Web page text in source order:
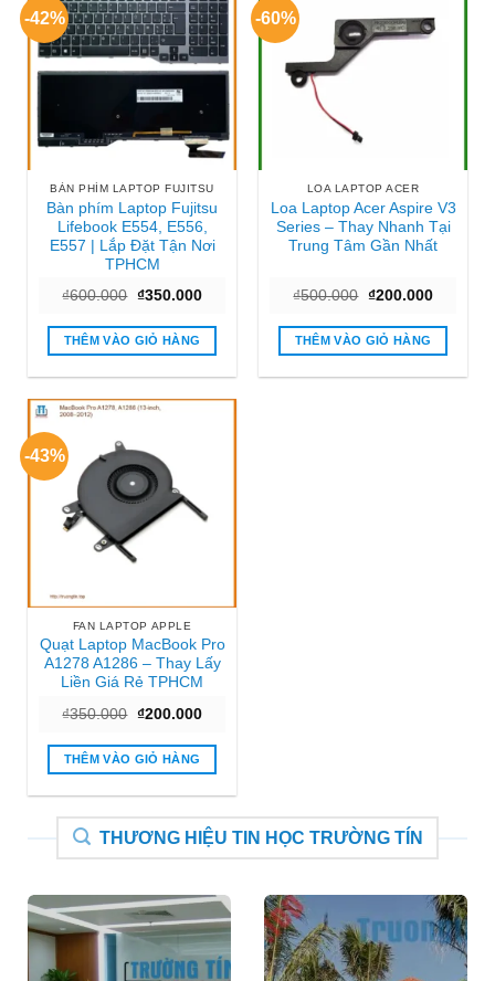
-42%
BÀN PHÍM LAPTOP FUJITSU
Bàn phím Laptop Fujitsu
Lifebook E554, E556,
E557 | Lắp Đặt Tận Nơi
TPHCM
₫600.000 Giá
là:
₫600.000.
₫350.000Giá
tại
₫350.000.
THÊM VÀO GIỎ HÀNG
-60%
LOA LAPTOP ACER
Loa Laptop Acer Aspire V3
Series – Thay Nhanh Tại
Trung Tâm Gần Nhất
₫500.000 Giá
là:
₫500.000.
₫200.000Giá
tại
THÊM VÀO GIỎ HÀNG
-43%
FAN LAPTOP APPLE
Quạt Laptop MacBook Pro
A1278 A1286 – Thay Lấy
Liền Giá Rẻ TPHCM
₫350.000 Giá
là:
₫350.000.
₫200.000Giá
tại
₫200.000.
THÊM VÀO GIỎ HÀNG
THƯƠNG HIỆU TIN HỌC TRƯỜNG TÍN